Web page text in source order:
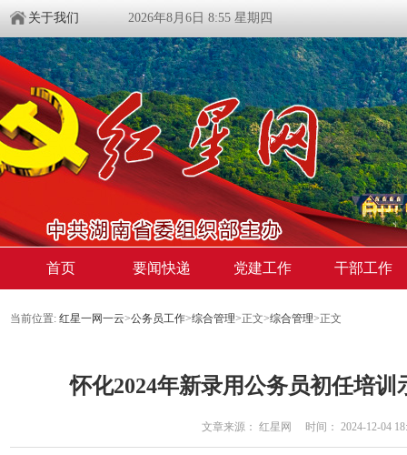
关于我们 2026年8月6日 8:55 星期四
首页 要闻快递 党建工作 干部工作
当前位置: 红星一网一云>公务员工作>综合管理>正文>综合管理>正文
怀化2024年新录用公务员初任培训
文章来源： 红星网 时间： 2024-12-04